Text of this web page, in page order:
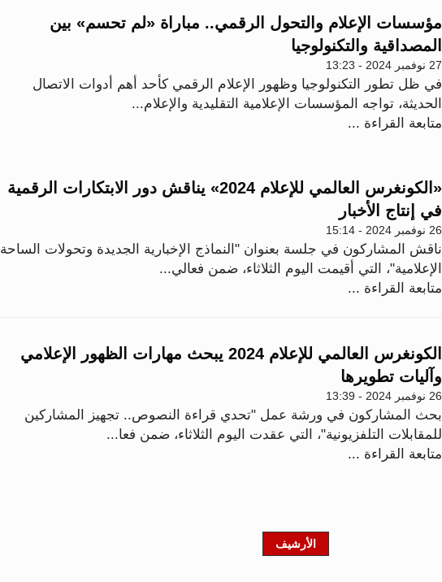
مؤسسات الإعلام والتحول الرقمي.. مباراة «لم تحسم» بين
المصداقية والتكنولوجيا
27 نوفمبر 2024 - 13:23
في ظل تطور التكنولوجيا وظهور الإعلام الرقمي كأحد أهم أدوات الاتصال
الحديثة، تواجه المؤسسات الإعلامية التقليدية والإعلام...
متابعة القراءة ...
«الكونغرس العالمي للإعلام 2024» يناقش دور الابتكارات الرقمية
في إنتاج الأخبار
26 نوفمبر 2024 - 15:14
ناقش المشاركون في جلسة بعنوان "النماذج الإخبارية الجديدة وتحولات الساحة
الإعلامية"، التي أقيمت اليوم الثلاثاء، ضمن فعالي...
متابعة القراءة ...
الكونغرس العالمي للإعلام 2024 يبحث مهارات الظهور الإعلامي
وآليات تطويرها
26 نوفمبر 2024 - 13:39
بحث المشاركون في ورشة عمل "تحدي قراءة النصوص.. تجهيز المشاركين
للمقابلات التلفزيونية"، التي عقدت اليوم الثلاثاء، ضمن فعا...
متابعة القراءة ...
الأرشيف